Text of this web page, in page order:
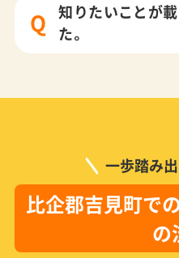
Q
知りたいことが
た。
一歩踏み
比企郡吉見町で
の